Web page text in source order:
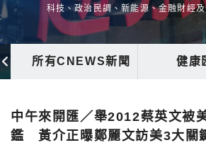
科技、政治民調、新能源、金融財經
所有CNEWS新聞 健康
中午來開匯／舉2012蔡英文被
鑑 黃介正曝鄭麗文訪美3大關